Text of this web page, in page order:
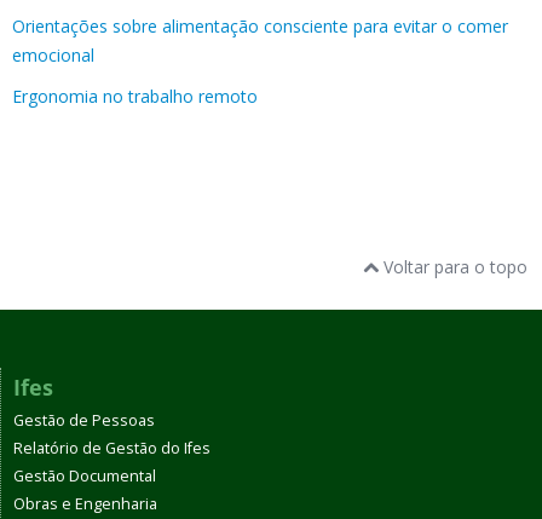
Orientações sobre alimentação consciente para evitar o comer
emocional
Ergonomia no trabalho remoto
Voltar para o topo
Ifes
Gestão de Pessoas
Relatório de Gestão do Ifes
Gestão Documental
Obras e Engenharia